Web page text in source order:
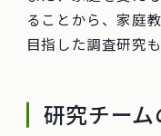
ることから、家庭
目指した調査研究
研究チー